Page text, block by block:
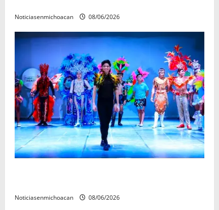
Noticiasenmichoacan 08/06/2026
Noticiasenmichoacan 08/06/2026